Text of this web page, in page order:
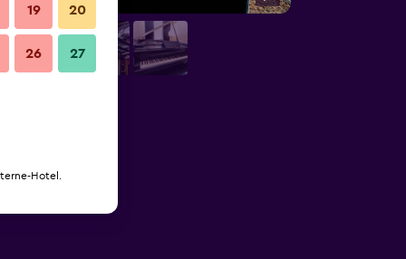
19 20
26 27
Hotel.